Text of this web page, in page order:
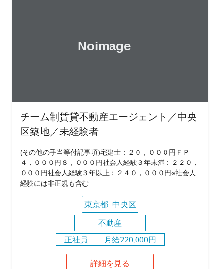
チーム制賃貸不動産エージェント／中央
区築地／未経験者
(その他の手当等付記事項)宅建士：２０，０００円ＦＰ：
４，０００円８，０００円社会人経験３年未満：２２０，
０００円社会人経験３年以上：２４０，０００円※社会人
経験には非正規も含む
東京都 中央区
不動産
正社員
月給220,000円
詳細を見る